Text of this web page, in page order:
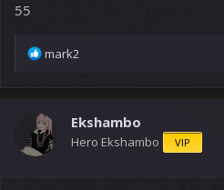
55
Р
а
ц
и
и
mark2
Ekshambo
Hero Ekshambo VIP